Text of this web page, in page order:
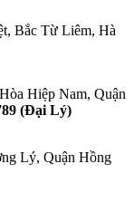
Bắc Từ Liêm, Hà
Hiệp Nam, Quận
(Đại Lý)
Lý, Quận Hồng